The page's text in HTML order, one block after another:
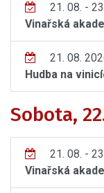
21. 08. -
Vinařská
21. 08.
Hudba na
Sobota,
21. 08. -
Vinařská